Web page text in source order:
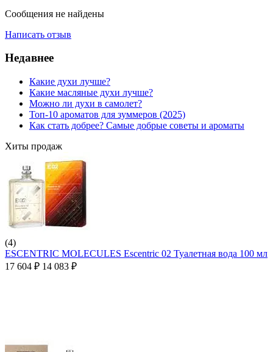
Сообщения не найдены
Написать отзыв
Недавнее
Какие духи лучше?
Какие масляные духи лучше?
Можно ли духи в самолет?
Топ-10 ароматов для зуммеров (2025)
Как стать добрее? Самые добрые советы и ароматы
Хиты продаж
(4)
ESCENTRIC MOLECULES Escentric 02 Туалетная вода 100 мл
17 604 ₽ 14 083 ₽